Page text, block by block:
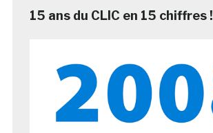
15 ans du CLIC en 15 chiffres !